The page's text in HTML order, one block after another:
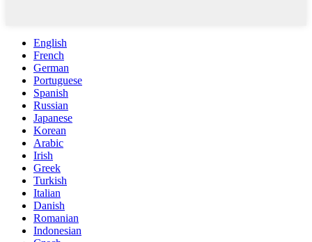
English
French
German
Portuguese
Spanish
Russian
Japanese
Korean
Arabic
Irish
Greek
Turkish
Italian
Danish
Romanian
Indonesian